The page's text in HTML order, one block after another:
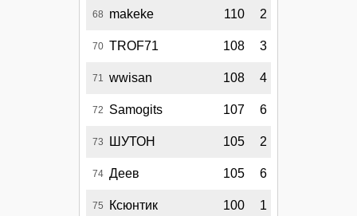
68 makeke 110 2
70 TROF71 108 3
71 wwisan 108 4
72 Samogits 107 6
73 ШУТОН 105 2
74 Деев 105 6
75 Ксюнтик 100 1